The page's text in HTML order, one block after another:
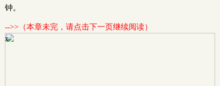
钟。
-->>（本章未完，请点击下一页继续阅读）
x